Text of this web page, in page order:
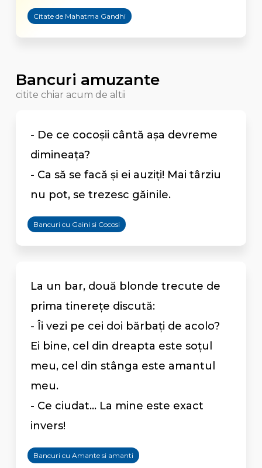
Citate de Mahatma Gandhi
Bancuri amuzante
citite chiar acum de altii
- De ce cocoșii cântă așa devreme
dimineața?
- Ca să se facă și ei auziți! Mai târziu
nu pot, se trezesc găinile.
Bancuri cu Gaini si Cocosi
La un bar, două blonde trecute de
prima tinerețe discută:
- Îi vezi pe cei doi bărbați de acolo?
Ei bine, cel din dreapta este soțul
meu, cel din stânga este amantul
meu.
- Ce ciudat... La mine este exact
invers!
Bancuri cu Amante si amanti